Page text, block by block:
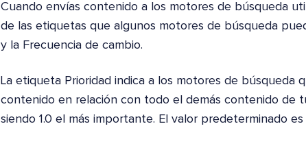
Cuando envías contenido a los motores de búsqueda
de las etiquetas que algunos motores de búsqueda
y la Frecuencia de cambio.
La etiqueta Prioridad indica a los motores de búsqueda
contenido en relación con todo el demás contenido de
siendo 1.0 el más importante. El valor predeterminado es